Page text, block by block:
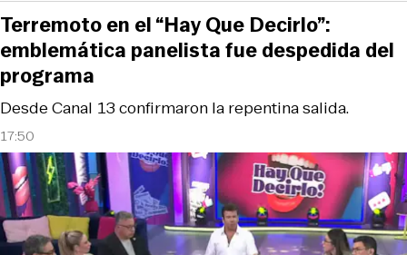
17:50
Desde Canal 13 confirmaron la repentina salida.
Terremoto en el “Hay Que Decirlo”:
emblemática panelista fue despedida del
programa